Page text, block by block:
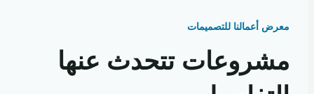
أعمالنا للتصميمات
تتحدث عنها